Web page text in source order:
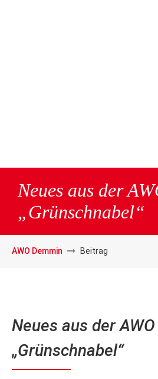
Neues aus der
„Grünschnabel“
AWO Demmin Beitrag
Neues aus der
„Grünschnabel“